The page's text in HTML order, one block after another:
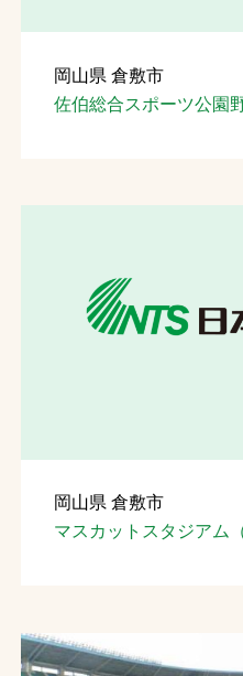
お問合せ
InstagramFacebookYouTube
岡山県 倉敷市
佐伯総合スポーツ公園
岡山県 倉敷市
マスカットスタジアム